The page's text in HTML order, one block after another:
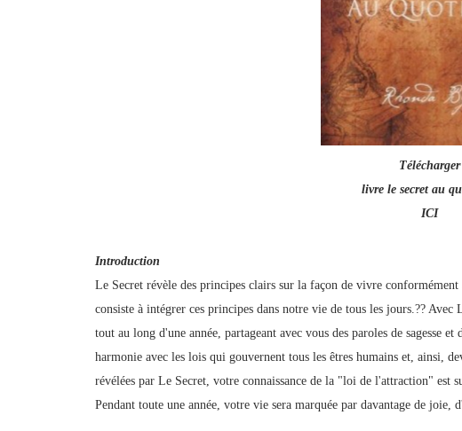
Télécharger
livre le secret au
ICI
Introduction
Le Secret révèle des principes clairs sur la façon de vivre
consiste à intégrer ces principes dans notre vie de tous les jours.??
tout au long d'une année, partageant avec vous des paroles de sagesse
harmonie avec les lois qui gouvernent tous les êtres humains et, ainsi,
révélées par Le Secret, votre connaissance de la "loi de l'attraction" est
Pendant toute une année, votre vie sera marquée par davantage de joie,